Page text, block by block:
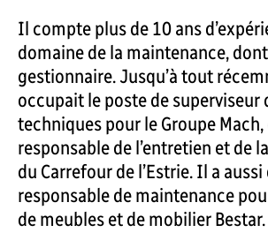
Il compte plus de 10 ans
domaine de la maintenance,
gestionnaire. Jusqu’à tout
occupait le poste de superviseur
techniques pour le Groupe
responsable de l’entretien et de
du Carrefour de l’Estrie. Il a
responsable de maintenance
de meubles et de mobilier Bestar.